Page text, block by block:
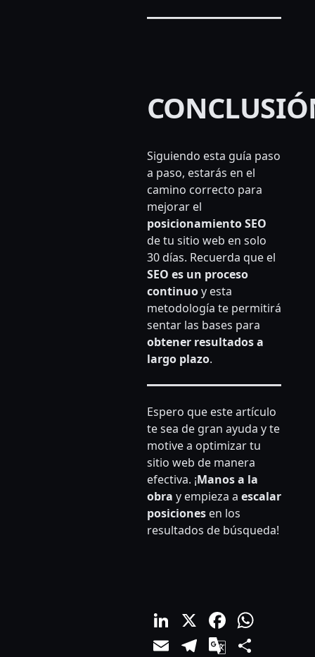
Siguiendo esta guía paso
a paso, estarás en el
camino correcto para
mejorar el
posicionamiento SEO
de tu sitio web en solo
30 días. Recuerda que el
SEO es un proceso
continuoy esta
metodología te permitirá
sentar las bases para
obtener resultados a
largo plazo.
Espero que este artículo
te sea de gran ayuda y te
motive a optimizar tu
sitio web de manera
efectiva. ¡Manos a la
obra y empieza a escalar
posicionesen los
resultados de búsqueda!
LinkedIn
X
EmailTelegram
Google